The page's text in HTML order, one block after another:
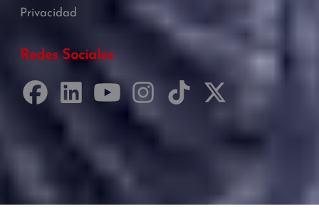
Privacidad
Redes Sociales